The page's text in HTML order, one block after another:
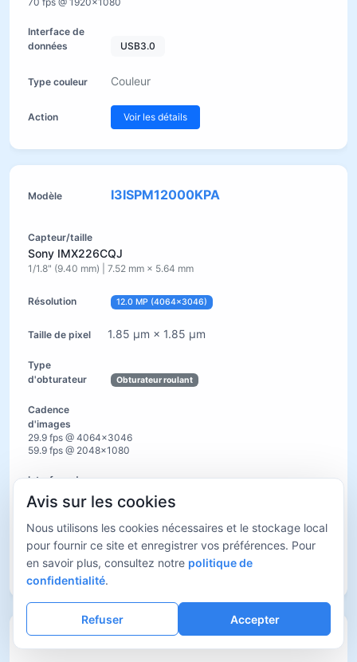
USB3.0
Couleur
Voir les détails
I3ISPM12000KPA
Sony IMX226CQJ
1/1.8" (9.40 mm) | 7.52 mm × 5.64 mm
12.0 MP (4064×3046)
1.85 µm × 1.85 µm
Obturateur roulant
29.9 fps @ 4064×3046
59.9 fps @ 2048×1080
USB3.0
Couleur
Voir les détails
Avis sur les cookies
Nous utilisons les cookies nécessaires et le stockage local
pour fournir ce site et enregistrer vos préférences. Pour
en savoir plus, consultez notre politique de
confidentialité.
Refuser Accepter